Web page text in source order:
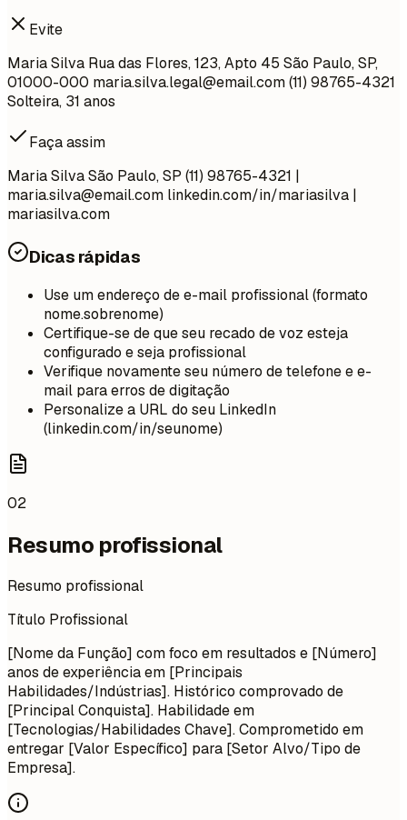
Evite
Maria Silva Rua das Flores, 123, Apto 45 São Paulo, SP,
01000-000 maria.silva.legal@email.com(11) 98765-4321
Solteira, 31 anos
Faça assim
Maria Silva São Paulo, SP (11) 98765-4321 |
maria.silva@email.com linkedin.com/in/mariasilva |
mariasilva.com
Dicas rápidas
Use um endereço de e-mail profissional (formato
nome.sobrenome)
Certifique-se de que seu recado de voz esteja
configurado e seja profissional
Verifique novamente seu número de telefone e e-
mail para erros de digitação
Personalize a URL do seu LinkedIn
(linkedin.com/in/seunome)
02
Resumo profissional
Resumo profissional
Título Profissional
[Nome da Função] com foco em resultados e [Número]
anos de experiência em [Principais
Habilidades/Indústrias]. Histórico comprovado de
[Principal Conquista]. Habilidade em
[Tecnologias/Habilidades Chave]. Comprometido em
entregar [Valor Específico] para [Setor Alvo/Tipo de
Empresa].